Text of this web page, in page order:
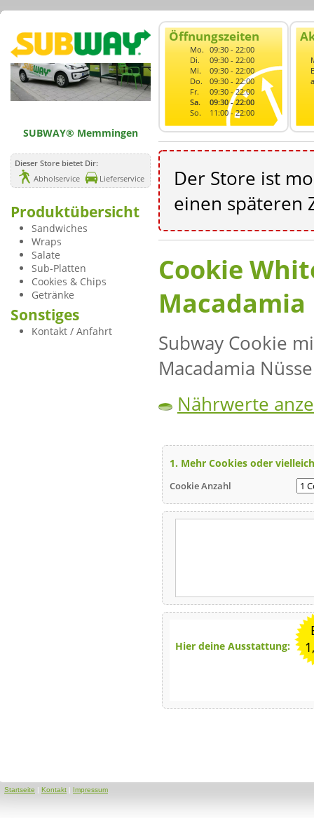
SUBWAY® Memmingen
Dieser Store bietet Dir:
Abholservice
Lieferservice
Produktübersicht
Sandwiches
Wraps
Salate
Sub-Platten
Cookies & Chips
Getränke
Sonstiges
Kontakt / Anfahrt
Öffnungszeiten
Mo. 09:30 - 22:00
Di.
09:30 - 22:00
Mi.
09:30 - 22:00
Do.
09:30 - 22:00
Fr.
09:30 - 22:00
Sa.
09:30 - 22:00
So.
11:00 - 22:00
Der Store ist
einen späteren
Cookie
Subway Cookie
Macadamia
Nährwerte
1. Mehr Cookies oder
Cookie Anzahl
Hier deine Ausstattung:
Startseite | Kontakt | Impressum